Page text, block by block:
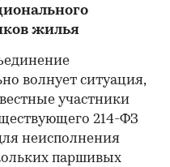
жилья
волнует ситуация,
участники
214-ФЗ
неисполнения
паршивых